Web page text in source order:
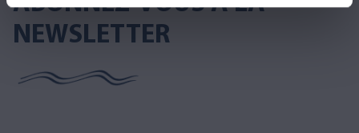
NEWSLETTER